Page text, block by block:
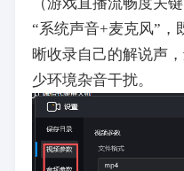
“系统声音+麦克风”，
晰收录自己的解说声
少环境杂音干扰。